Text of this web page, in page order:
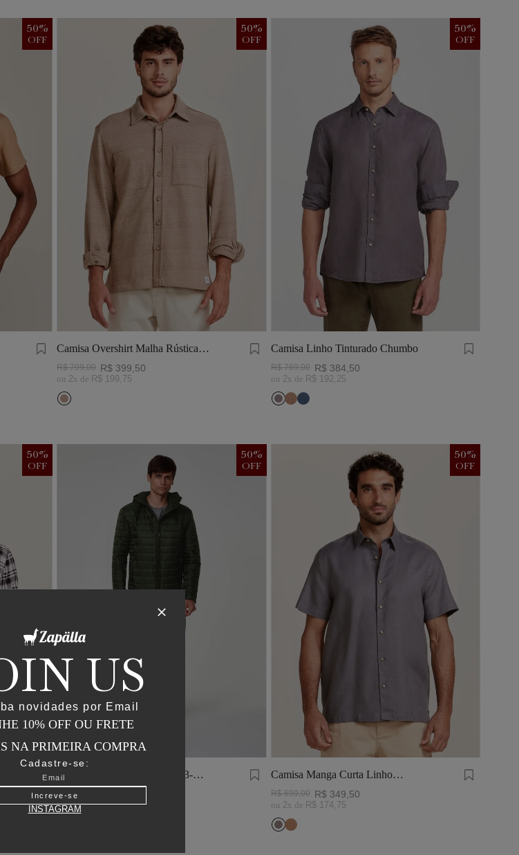
50%
OFF
Camisa Overshirt Malha Rústica
Khaki
50%
OFF
R$ 799,00 R$ 399 50
ou 2x de R$ 199 75
Camisa Linho Tinturado Chumbo
50%
OFF
R$ 769,00 R$ 384 50
ou 2x de R$ 192 25
50%
OFF
Jaqueta Matelasse Capuz - I23-
Verde Oliva
50%
OFF
R$ 2.895
ou6x deR$ 241,25
Camisa Manga Curta Linho
50%
OFF
R$ 699,00 R$ 349 50
ou 2x de R$ 174, 75
US
novidades por Email
10% OFF OU FRETE
NA PRIMEIRA COMPRA
Cadastre-se:
Increve-se
INSTAGRAM